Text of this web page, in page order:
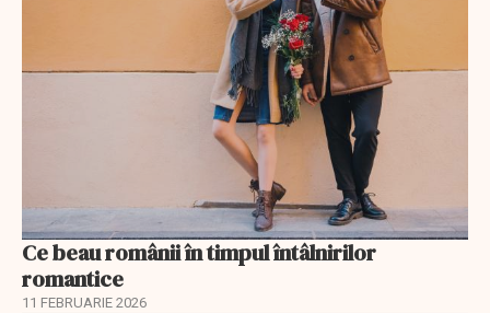
Ce beau românii în timpul întâlnirilor
romantice
11 FEBRUARIE 2026